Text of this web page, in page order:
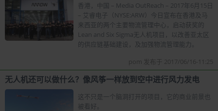
香港，中国 – Media OutReach – 2017年6月15日
– 艾睿电子（NYSE:ARW）今日宣布在香港及马
来西亚的两个主要物流管理中心，启动获奖的
Lean and Six Sigma无人机项目，以改善亚太区
的供应链基础建设，及加强物流管理能力。
pom 发布于 2017/06/16-11:25
无人机还可以做什么？像风筝一样放到空中进行风力发电
这不只是一个脑洞打开的项目，它的商业前景也
被看好。